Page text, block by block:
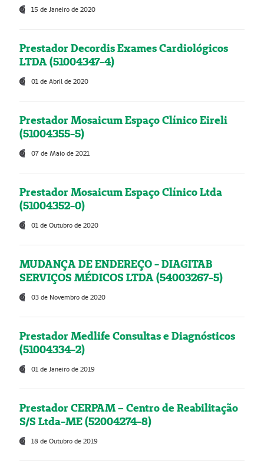
15 de Janeiro de 2020
Prestador Decordis Exames Cardiológicos
LTDA (51004347-4)
01 de Abril de 2020
Prestador Mosaicum Espaço Clínico Eireli
(51004355-5)
07 de Maio de 2021
Prestador Mosaicum Espaço Clínico Ltda
(51004352-0)
01 de Outubro de 2020
MUDANÇA DE ENDEREÇO - DIAGITAB
SERVIÇOS MÉDICOS LTDA (54003267-5)
03 de Novembro de 2020
Prestador Medlife Consultas e Diagnósticos
(51004334-2)
01 de Janeiro de 2019
Prestador CERPAM – Centro de Reabilitação
S/S Ltda-ME (52004274-8)
18 de Outubro de 2019